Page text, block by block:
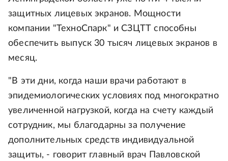
защитных лицевых экранов. Мощности
компании "ТехноСпарк" и СЗЦТТ способны
обеспечить выпуск 30 тысяч лицевых экранов в
месяц.
"В эти дни, когда наши врачи работают в
эпидемиологических условиях под многократно
увеличенной нагрузкой, когда на счету каждый
сотрудник, мы благодарны за получение
дополнительных средств индивидуальной
защиты, - говорит главный врач Павловской